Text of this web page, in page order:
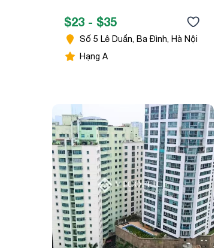
$23 - $35
Số 5 Lê Duẩn, Ba Đình, Hà Nội
Hạng A